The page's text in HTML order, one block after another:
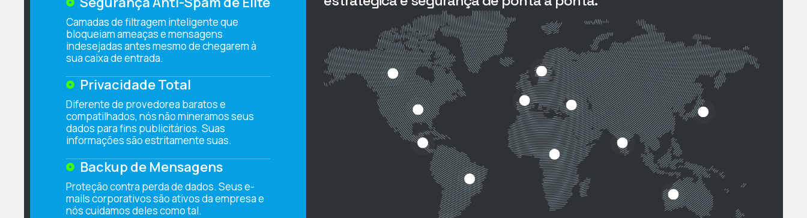
Camadas de filtragem inteligente que
bloqueiam ameaças e mensagens
indesejadas antes mesmo de chegarem à
sua caixa de entrada.
Privacidade Total
Diferente de provedorea baratos e
compatilhados, nós não mineramos seus
dados para fins publicitários. Suas
informações são estritamente suas.
Backup de Mensagens
Proteção contra perda de dados. Seus e-
mails corporativos são ativos da empresa e
nós cuidamos deles como tal.